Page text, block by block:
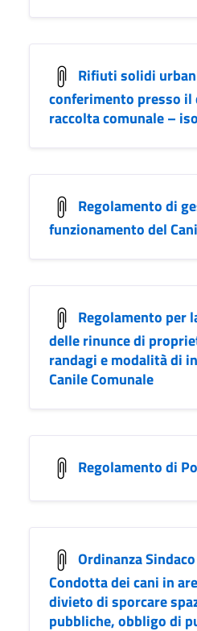
Rifiuti solidi
conferimento presso il
raccolta comunale –
Regolamento di
funzionamento del
Regolamento per
delle rinunce di
randagi e modalità di
Canile Comunale
Regolamento di
Ordinanza
Condotta dei cani in
divieto di sporcare
pubbliche, obbligo di